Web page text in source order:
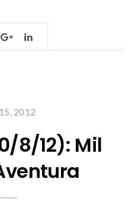
2012
8/12): Mil